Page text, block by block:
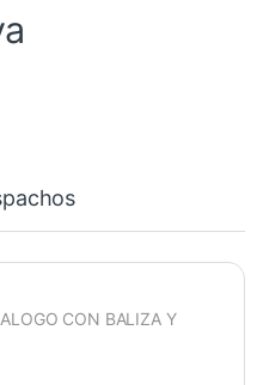
CON BALIZA Y